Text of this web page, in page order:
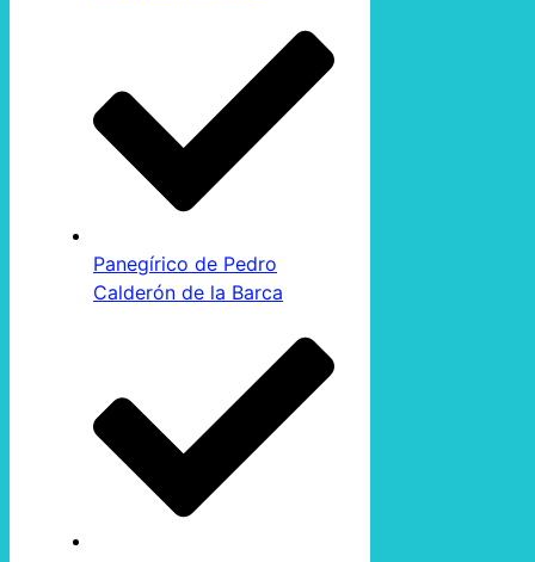
Panegírico de Pedro
Calderón de la Barca